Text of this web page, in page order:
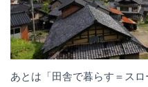
あとは「田舎で暮らす＝ス